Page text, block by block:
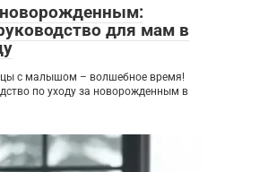
для мам в
с малышом – волшебное время!
по уходу за новорожденным в